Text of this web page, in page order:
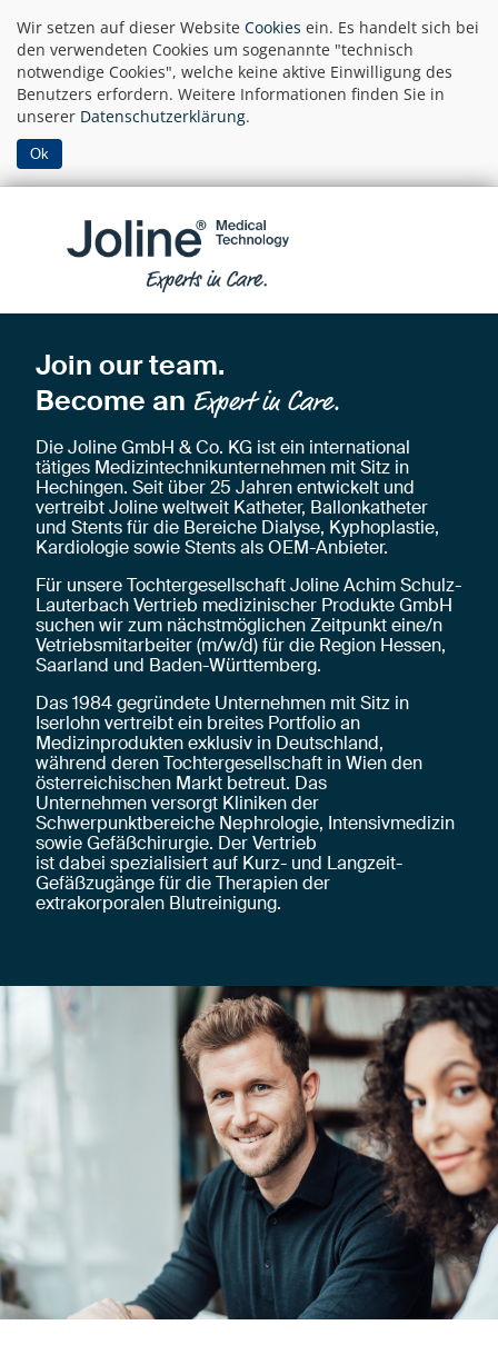
Wir setzen auf dieser Website Cookies ein. Es handelt sich bei
den verwendeten Cookies um sogenannte "technisch
notwendige Cookies", welche keine aktive Einwilligung des
Benutzers erfordern. Weitere Informationen finden Sie in
unserer Datenschutzerklärung.
Ok
Join our team.
Become an Expert in Care.
Die Joline GmbH & Co. KG ist ein international
tätiges Medizintechnikunternehmen mit Sitz in
Hechingen. Seit über 25 Jahren entwickelt und
vertreibt Joline weltweit Katheter, Ballonkatheter
und Stents für die Bereiche Dialyse, Kyphoplastie,
Kardiologie sowie Stents als OEM-Anbieter.
Für unsere Tochtergesellschaft Joline Achim Schulz-
Lauterbach Vertrieb medizinischer Produkte GmbH
suchen wir zum nächstmöglichen Zeitpunkt eine/n
Vetriebsmitarbeiter (m/w/d) für die Region Hessen,
Saarland und Baden-Württemberg.
Das 1984 gegründete Unternehmen mit Sitz in
Iserlohn vertreibt ein breites Portfolio an
Medizinprodukten exklusiv in Deutschland,
während deren Tochtergesellschaft in Wien den
österreichischen Markt betreut. Das
Unternehmen versorgt Kliniken der
Schwerpunktbereiche Nephrologie, Intensivmedizin
sowie Gefäßchirurgie. Der Vertrieb
ist dabei spezialisiert auf Kurz- und Langzeit-
Gefäßzugänge für die Therapien der
extrakorporalen Blutreinigung.